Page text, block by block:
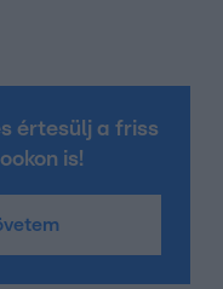
értesülj a friss
is!